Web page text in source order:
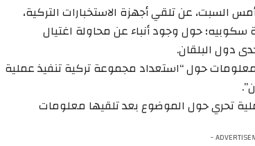
السبت، عن تلقي أجهزة الاستخبارات التركية،
حول وجود أنباء عن محاولة اغتيال
دول البلقان.
بمعلومات حول “استعداد مجموعة تركية تنفيذ عملية
تحري حول الموضوع بعد تلقيها معلومات